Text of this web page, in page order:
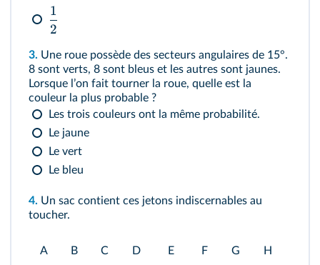
2
1
3. Une roue possède des secteurs angulaires de 15°.
8 sont verts, 8 sont bleus et les autres sont jaunes.
Lorsque lʼon fait tourner la roue, quelle est la
couleur la plus probable ?
Les trois couleurs ont la même probabilité.
Le jaune
Le vert
Le bleu
4. Un sac contient ces jetons indiscernables au
toucher.
A B C D E F G H